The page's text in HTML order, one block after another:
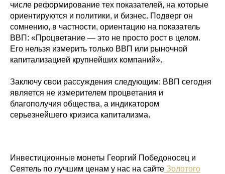
числе реформирование тех показателей, на которые
ориентируются и политики, и бизнес. Подверг он
сомнению, в частности, ориентацию на показатель
ВВП: «Процветание — это не просто рост в целом.
Его нельзя измерить только ВВП или рыночной
капитализацией крупнейших компаний».
Заключу свои рассуждения следующим: ВВП сегодня
является не измерителем процветания и
благополучия общества, а индикатором
серьезнейшего кризиса капитализма.
Инвестиционные монеты Георгий Победоносец и
Сеятель по лучшим ценам у нас на сайте Золотого